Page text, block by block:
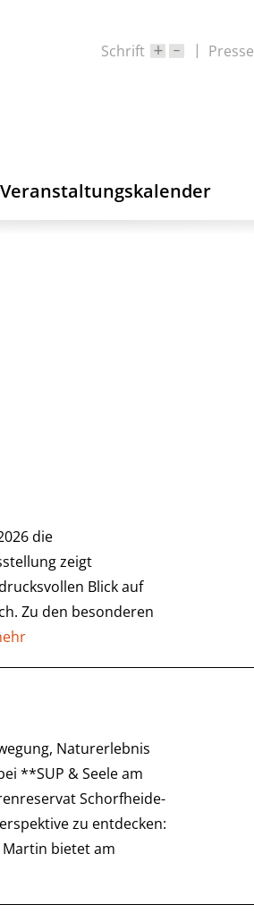
Schrift Presse
Veranstaltungskalender
die
zeigt
Blick auf
Zu den besonderen
Naturerlebnis
**SUP & Seele am
Schorfheide-
zu entdecken:
Martin bietet am